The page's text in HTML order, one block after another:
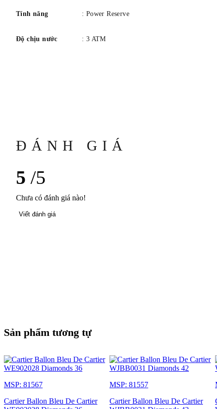
vỏ sau. Độ dày vỏ: 11,4 mm. Chống nước ở độ sâu 3 bar
Tính năng : Power Reserve
Độ chịu nước : 3 ATM
ĐÁNH GIÁ
5 /5
Chưa có đánh giá nào!
Viết đánh giá
Sản phẩm tương tự
MSP: 81567
Cartier Ballon Bleu De Cartier
MSP: 81557
Cartier Ballon Bleu De Cartier